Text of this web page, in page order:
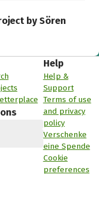
by Sören
Help
Help &
Support
Terms of use
and privacy
policy
Verschenke
eine Spende
Cookie
preferences